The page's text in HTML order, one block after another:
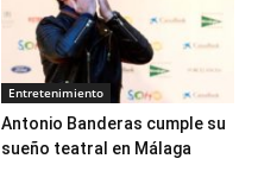
Entretenimiento
Antonio Banderas cumple su
sueño teatral en Málaga